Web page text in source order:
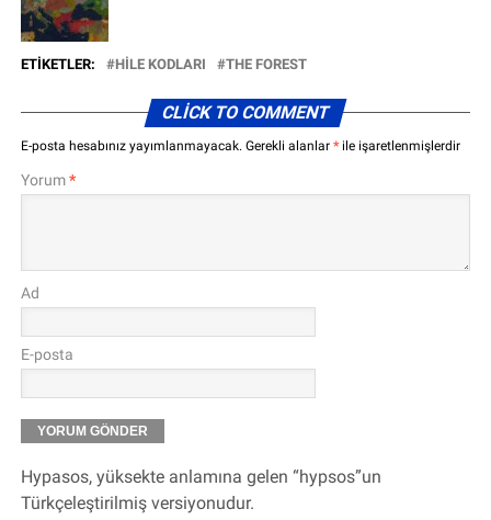
ETIKETLER: HILE KODLARI THE FOREST
CLICK TO COMMENT
E-posta hesabınız yayımlanmayacak. Gerekli alanlar *ile işaretlenmişlerdir
Yorum*
Ad
E-posta
Hypasos, yüksekte anlamına gelen “hypsos”un
Türkçeleştirilmiş versiyonudur.